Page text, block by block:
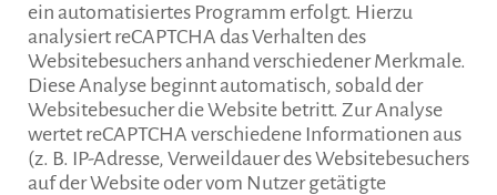
ein automatisiertes Programm erfolgt. Hierzu
analysiert reCAPTCHA das Verhalten des
Websitebesuchers anhand verschiedener Merkmale.
Diese Analyse beginnt automatisch, sobald der
Websitebesucher die Website betritt. Zur Analyse
wertet reCAPTCHA verschiedene Informationen aus
(z. B. IP-Adresse, Verweildauer des Websitebesuchers
auf der Website oder vom Nutzer getätigte